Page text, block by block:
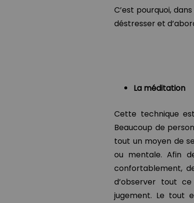
C’est pourquoi,
déstresser et
La méditation
Cette technique
Beaucoup de
tout un moyen de
ou mentale. Afin
confortablement,
d’observer tout
jugement. Le tout